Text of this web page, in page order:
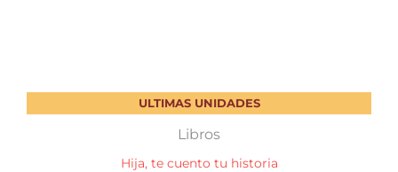
ULTIMAS UNIDADES
Libros
Hija, te cuento tu historia